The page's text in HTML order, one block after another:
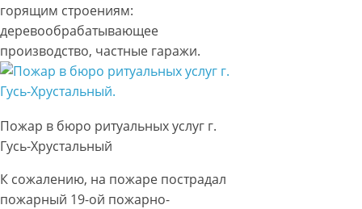
горящим строениям:
деревообрабатывающее
производство, частные гаражи.
Пожар в бюро ритуальных услуг г.
Гусь-Хрустальный
К сожалению, на пожаре пострадал
пожарный 19-ой пожарно-